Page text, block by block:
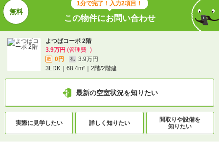
1分で完了！入力2項目！
この物件にお問い合わせ
よつばコーポ 2階
3.9万円 (管理費 -)
敷 0円 礼
3.9万円
3LDK｜68.4m²｜2階/2階建
最新の空室状況を知りたい
実際に見学したい 詳しく知りたい
間取りや設備を
知りたい